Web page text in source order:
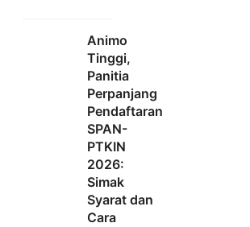
Animo
Tinggi,
Panitia
Perpanjang
Pendaftaran
SPAN-
PTKIN
2026:
Simak
Syarat dan
Cara